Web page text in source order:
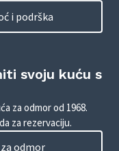
i podrška
svoju kuću s
za odmor od 1968.
za rezervaciju.
odmor